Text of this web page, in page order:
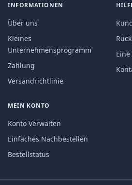
INFORMATIONEN
Über uns
Kleines
Unternehmensprogramm
Zahlung
Versandrichtlinie
MEIN KONTO
Konto Verwalten
Einfaches Nachbestellen
Bestellstatus